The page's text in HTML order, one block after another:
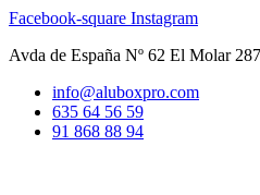
Ir
contenido
Facebook-square Instagram
Avda de España Nº 62 El Molar
info@aluboxpro.com
635 64 56 59
91 868 88 94